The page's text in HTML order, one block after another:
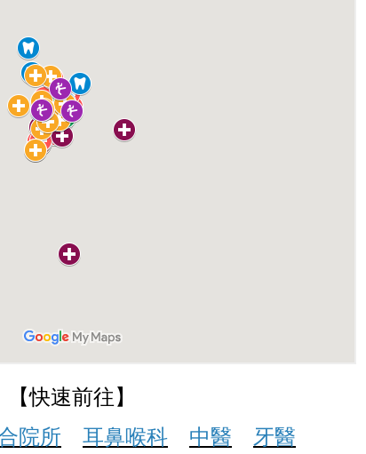
【快速前往】
院所 耳鼻喉科 中醫
牙醫